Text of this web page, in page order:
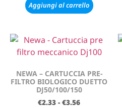
Aggiungi al carrello
NEWA – CARTUCCIA PRE-
FILTRO BIOLOGICO DUETTO
DJ50/100/150
€2.33 - €3.56